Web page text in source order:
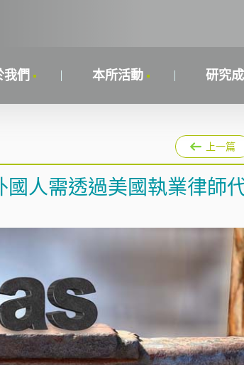
我們 本所活動 研究
上一篇
人需透過美國執業律師